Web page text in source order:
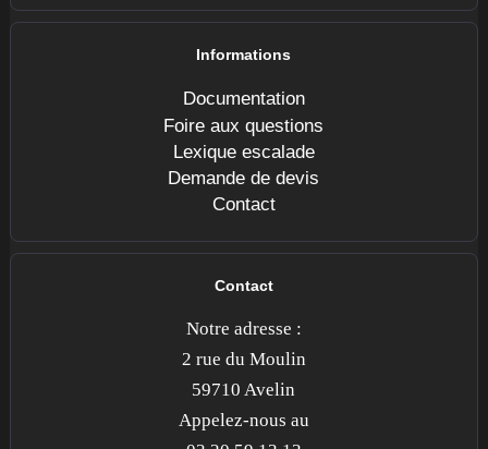
Informations
Documentation
Foire aux questions
Lexique escalade
Demande de devis
Contact
Contact
Notre adresse :
2 rue du Moulin
59710 Avelin
Appelez-nous au